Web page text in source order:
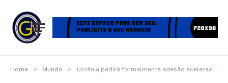
Home » Mundo » Ucrânia pedirá formalmente adesão acelerada à Otan, diz Zelensky